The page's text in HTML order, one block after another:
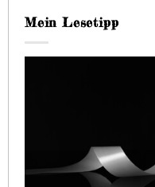
Mein Lesetipp